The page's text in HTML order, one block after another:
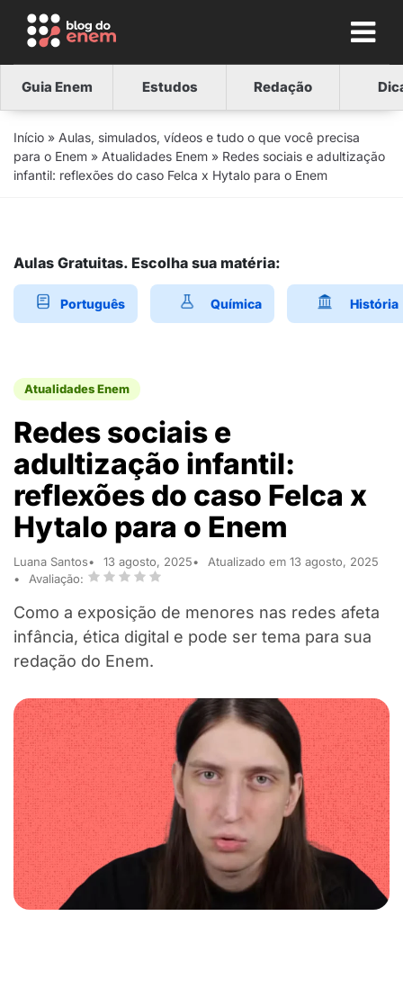
Guia Enem Estudos Redação
Início » Aulas, simulados, vídeos e tudo o que você precisa
para o Enem » Atualidades Enem » Redes sociais e adultização
infantil: reflexões do caso Felca x Hytalo para o Enem
Aulas Gratuitas. Escolha sua matéria:
Português Química História
Atualidades Enem
Redes sociais e
adultização infantil:
reflexões do caso Felca x
Hytalo para o Enem
Luana Santos 13 agosto, 2025
Atualizado em 13 agosto, 2025
Avaliação:
Como a exposição de menores nas redes afeta
infância, ética digital e pode ser tema para sua
redação do Enem.